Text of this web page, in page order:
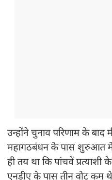
उन्होंने चुनाव परिणाम के बाद
महागठबंधन के पास शुरुआत
ही तय था कि पांचवें
एनडीए के पास तीन वोट कम